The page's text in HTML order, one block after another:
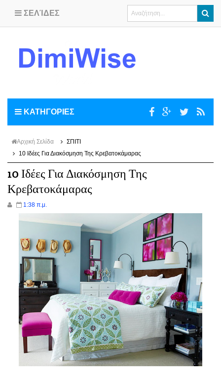
ΣΕΛΊΔΕΣ
ΚΑΤΗΓΟΡΙΕΣ
Αρχική Σελίδα
ΣΠΙΤΙ
10 Ιδέες Για Διακόσμηση Της Κρεβατοκάμαρας
10 Ιδέες Για Διακόσμηση Της
Κρεβατοκάμαρας
1:38 π.μ.